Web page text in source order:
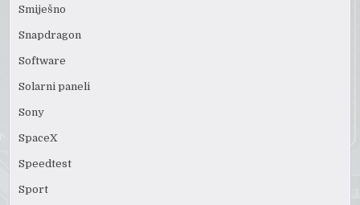
Smiješno
Snapdragon
Software
Solarni paneli
Sony
SpaceX
Speedtest
Sport